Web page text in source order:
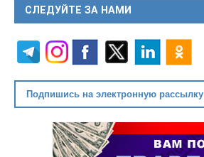
СЛЕДУЙТЕ ЗА НАМИ
Подпишись на электронную рассылку